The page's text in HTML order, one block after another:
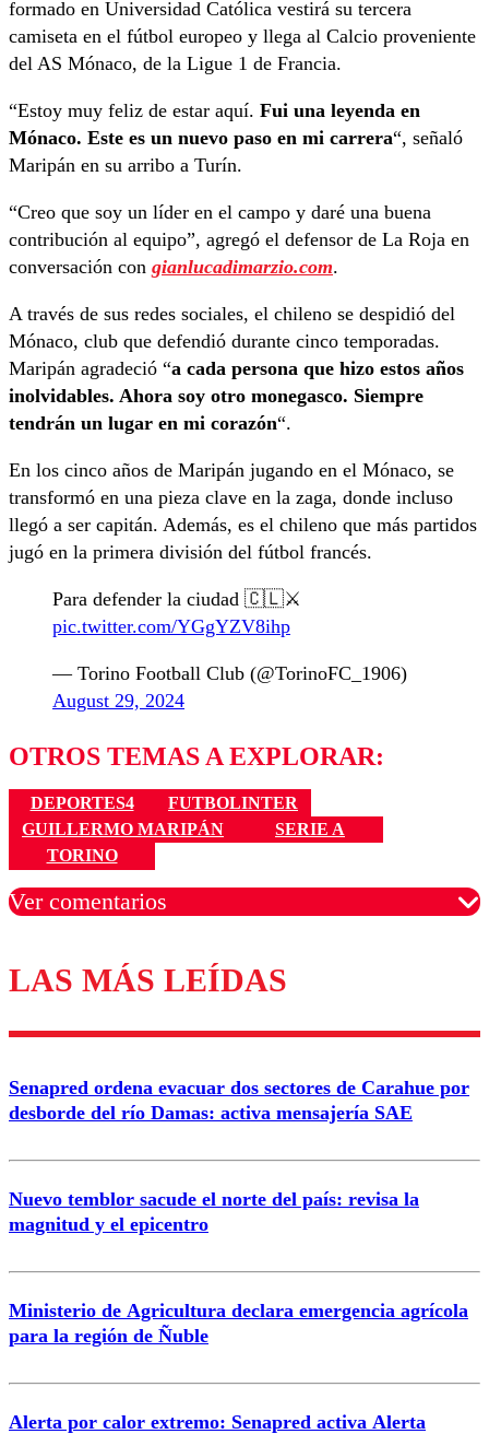
formado en Universidad Católica vestirá su tercera
camiseta en el fútbol europeo y llega al Calcio proveniente
del AS Mónaco, de la Ligue 1 de Francia.
“Estoy muy feliz de estar aquí. Fui una leyenda en
Mónaco. Este es un nuevo paso en mi carrera“, señaló
Maripán en su arribo a Turín.
“Creo que soy un líder en el campo y daré una buena
contribución al equipo”, agregó el defensor de La Roja en
conversación con gianlucadimarzio.com.
A través de sus redes sociales, el chileno se despidió del
Mónaco, club que defendió durante cinco temporadas.
Maripán agradeció “a cada persona que hizo estos años
inolvidables. Ahora soy otro monegasco. Siempre
tendrán un lugar en mi corazón“.
En los cinco años de Maripán jugando en el Mónaco, se
transformó en una pieza clave en la zaga, donde incluso
llegó a ser capitán. Además, es el chileno que más partidos
jugó en la primera división del fútbol francés.
Para defender la ciudad 🇨🇱⚔️
pic.twitter.com/YGgYZV8ihp
— Torino Football Club (@TorinoFC_1906)
August 29, 2024
OTROS TEMAS A EXPLORAR:
DEPORTES4
FUTBOLINTER
GUILLERMO MARIPÁN
SERIE A
TORINO
Ver comentarios
Los comentarios son moderados para garantizar un
diálogo respetuoso.
Nombre
Correo
LAS MÁS LEÍDAS
Senapred ordena evacuar dos sectores de Carahue por
desborde del río Damas: activa mensajería SAE
Nuevo temblor sacude el norte del país: revisa la
magnitud y el epicentro
Ministerio de Agricultura declara emergencia agrícola
para la región de Ñuble
Alerta por calor extremo: Senapred activa Alerta